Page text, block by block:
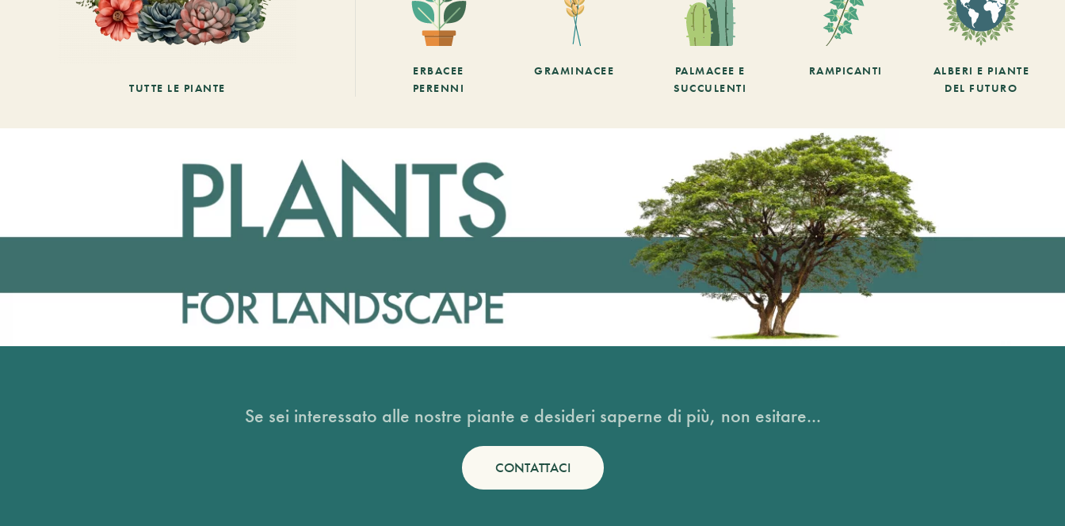
TUTTE LE PIANTE
ERBACEE
PERENNI
GRAMINACEE
PALMACEE E
SUCCULENTI
RAMPICANTI
ALBERI E PIANTE
DEL FUTURO
Se sei interessato alle nostre piante e desideri saperne di più, non esitare...
CONTATTACI